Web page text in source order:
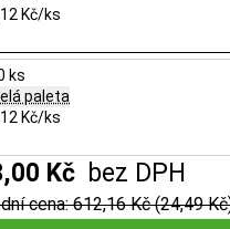
Kč/ks
ks
paleta
Kč/ks
Kč bez DPH
cena: 612,16 Kč (24,49